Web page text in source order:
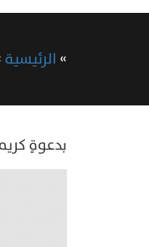
»الرئيسية
بدعوةٍ